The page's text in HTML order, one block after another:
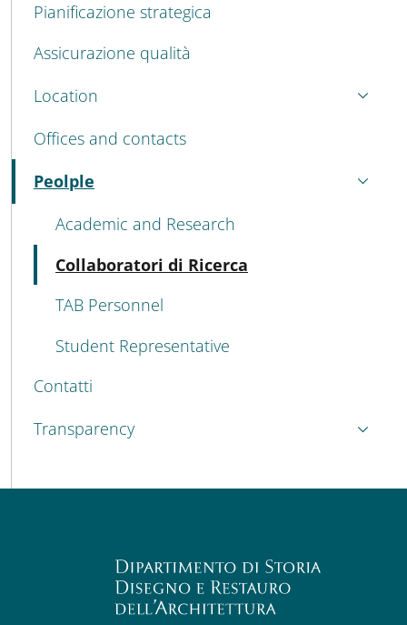
Pianificazione strategica
Assicurazione qualità
Location
Offices and contacts
Peolple
Active
Academic and Research
Collaboratori di Ricerca
TAB Personnel
Student Representative
Contatti
Transparency